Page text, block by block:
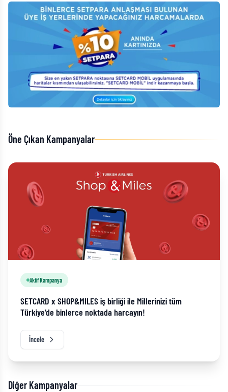
Öne Çıkan Kampanyalar
Aktif Kampanya
SETCARD x SHOP&MILES iş birliği ile Millerinizi tüm
Türkiye’de binlerce noktada harcayın!
İncele
Diğer Kampanyalar